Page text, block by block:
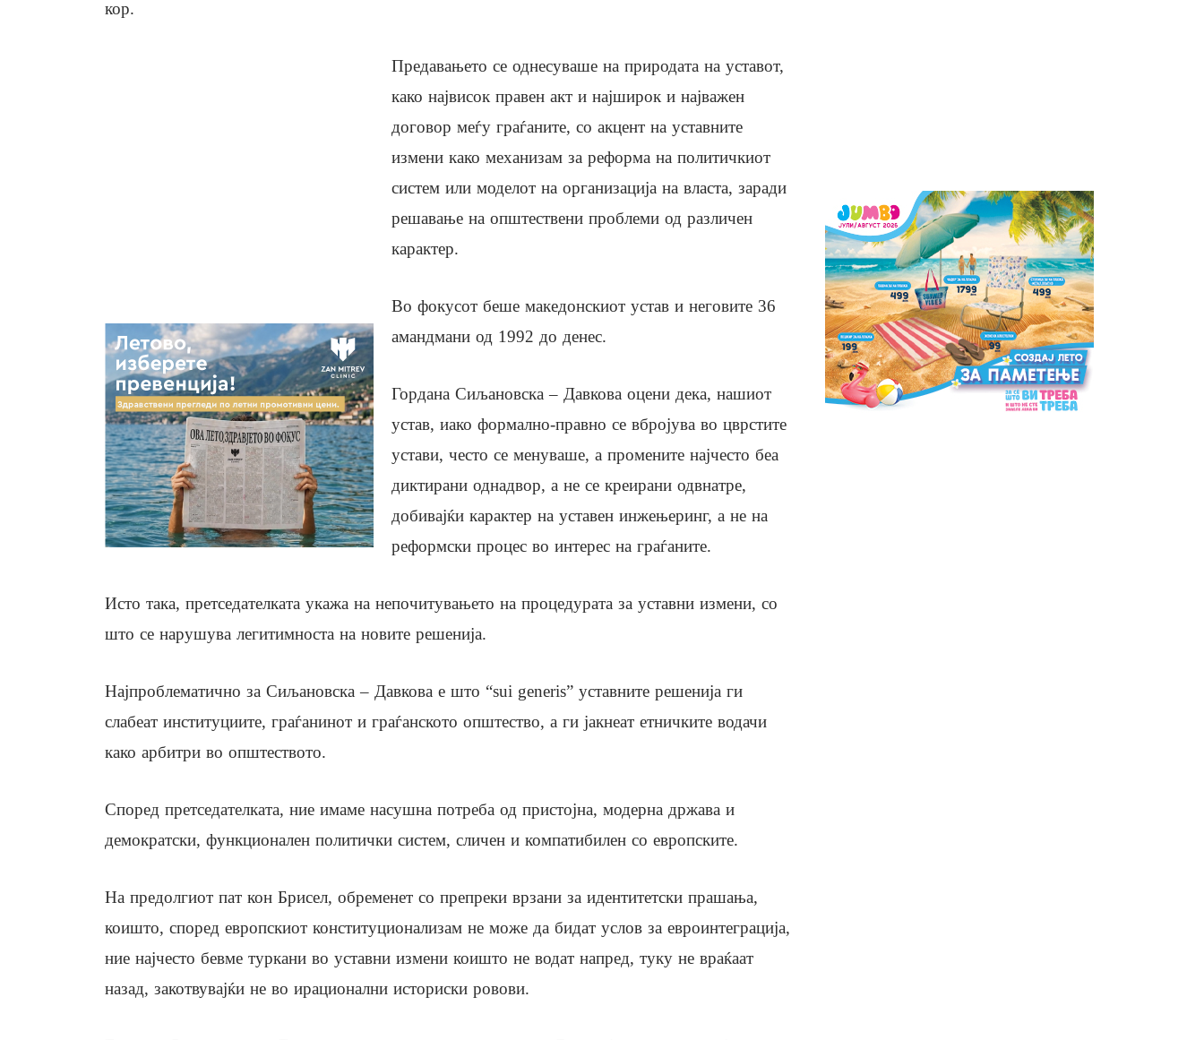
кор.
Предавањето се однесуваше на природата на уставот,
како највисок правен акт и најширок и најважен
договор меѓу граѓаните, со акцент на уставните
измени како механизам за реформа на политичкиот
систем или моделот на организација на власта, заради
решавање на општествени проблеми од различен
карактер.
Во фокусот беше македонскиот устав и неговите 36
амандмани од 1992 до денес.
Гордана Сиљановска – Давкова оцени дека, нашиот
устав, иако формално-правно се вбројува во цврстите
устави, често се менуваше, а промените најчесто беа
диктирани однадвор, а не се креирани одвнатре,
добивајќи карактер на уставен инжењеринг, а не на
реформски процес во интерес на граѓаните.
Исто така, претседателката укажа на непочитувањето на процедурата за уставни измени, со
што се нарушува легитимноста на новите решенија.
Најпроблематично за Сиљановска – Давкова е што “sui generis” уставните решенија ги
слабеат институциите, граѓанинот и граѓанското општество, а ги јакнеат етничките водачи
како арбитри во општеството.
Според претседателката, ние имаме насушна потреба од пристојна, модерна држава и
демократски, функционален политички систем, сличен и компатибилен со европските.
На предолгиот пат кон Брисел, обременет со препреки врзани за идентитетски прашања,
коишто, според европскиот конституционализам не може да бидат услов за евроинтеграција,
ние најчесто бевме туркани во уставни измени коишто не водат напред, туку не враќаат
назад, закотвувајќи не во ирационални историски ровови.